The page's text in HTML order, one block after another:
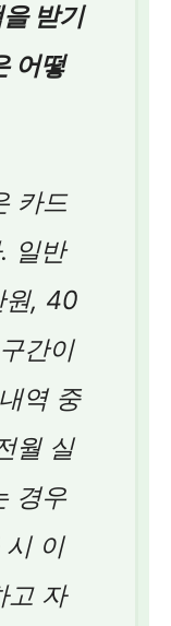
받기
어떻
카드
일반
원, 40
간이
역 중
월 실
경우
시 이
고 자